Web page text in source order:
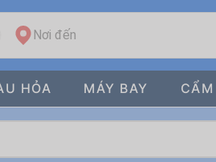
Nơi đến
HỎA MÁY BAY